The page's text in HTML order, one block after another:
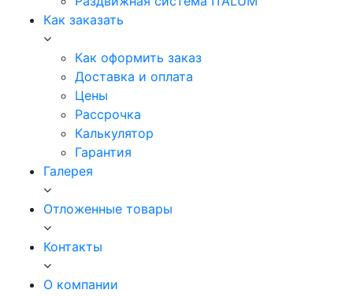
Как заказать
Как оформить заказ
Доставка и оплата
Цены
Рассрочка
Калькулятор
Гарантия
Галерея
Отложенные товары
Контакты
О компании